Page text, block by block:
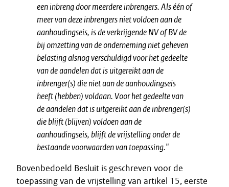
een inbreng door meerdere inbrengers. Als één of
meer van deze inbrengers niet voldoen aan de
aanhoudingseis,is de verkrijgende NV of BV de
bij omzetting van de onderneming niet geheven
belasting alsnog verschuldigd voor het gedeelte
van de aandelen dat is uitgereikt aan de
inbrenger(s) die niet aan de aanhoudingseis
heeft (hebben) voldaan. Voor het gedeelte van
de aandelen dat is uitgereikt aan de inbrenger(s)
die blijft (blijven) voldoen aan de
aanhoudingseis, blijft de vrijstelling onder de
bestaande voorwaarden van toepassing."
Bovenbedoeld Besluit is geschreven voor de
toepassing van de vrijstelling van artikel 15, eerste